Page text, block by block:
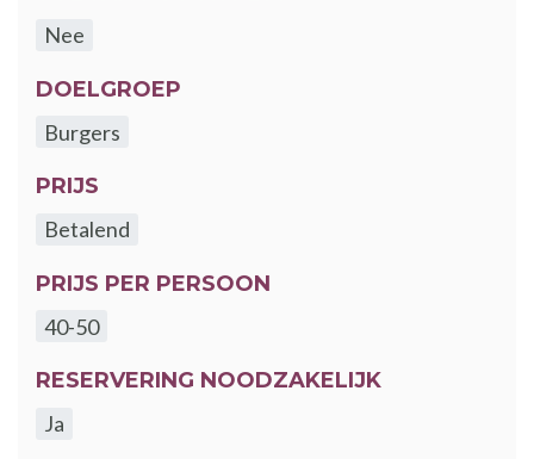
Nee
DOELGROEP
Burgers
PRIJS
Betalend
PRIJS PER PERSOON
40-50
RESERVERING NOODZAKELIJK
Ja